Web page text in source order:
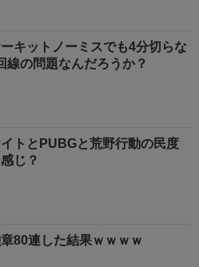
ーキットノーミスでも4分切らな
線の問題なんだろうか？
トとPUBGと荒野行動の民度
じ？
章80連した結果ｗｗｗｗ